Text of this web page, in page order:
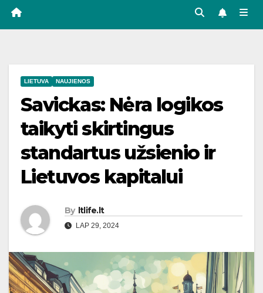
LIETUVA NAUJIENOS
Savickas: Nėra logikos
taikyti skirtingus
standartus užsienio ir
Lietuvos kapitalui
By ltlife.lt
LAP 29, 2024